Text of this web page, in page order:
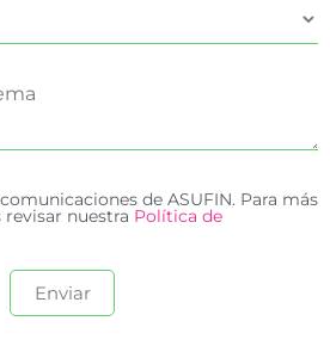
de ASUFIN. Para más
nuestra Política de